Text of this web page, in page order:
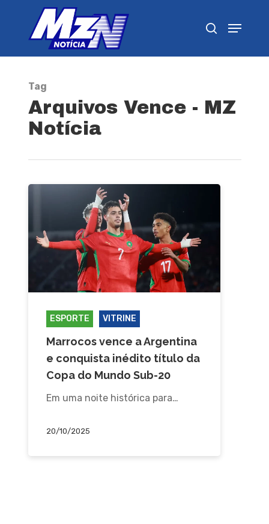
Tag
Arquivos Vence - MZ
Notícia
ESPORTE VITRINE
Marrocos vence a Argentina
e conquista inédito título da
Copa do Mundo Sub-20
Em uma noite histórica para…
20/10/2025